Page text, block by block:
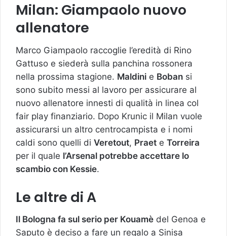
Milan: Giampaolo nuovo
allenatore
Marco Giampaolo raccoglie l’eredità di Rino
Gattuso e siederà sulla panchina rossonera
nella prossima stagione. Maldini e Boban si
sono subito messi al lavoro per assicurare al
nuovo allenatore innesti di qualità in linea col
fair play finanziario. Dopo Krunic il Milan vuole
assicurarsi un altro centrocampista e i nomi
caldi sono quelli di Veretout, Praet e Torreira
per il quale l’Arsenal potrebbe accettare lo
scambio con Kessie.
Le altre di A
Il Bologna fa sul serio per Kouamè del Genoa e
Saputo è deciso a fare un regalo a Sinisa